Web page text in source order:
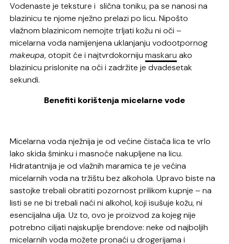
Vodenaste je teksture i slična toniku, pa se nanosi na
blazinicu te njome nježno prelazi po licu. Nipošto
vlažnom blazinicom nemojte trljati kožu ni oči –
micelarna voda namijenjena uklanjanju vodootpornog
makeupa, otopit će i najtvrdokornijumaskaru ako
blazinicu prislonite na oči i zadržite je dvadesetak
sekundi.
Benefiti korištenja micelarne vode
Micelarna voda nježnija je od većine čistača lica te vrlo
lako skida šminku i masnoće nakupljene na licu.
Hidratantnija je od vlažnih maramica te je većina
micelarnih voda na tržištu bez alkohola. Upravo biste na
sastojke trebali obratiti pozornost prilikom kupnje – na
listi se ne bi trebali naći ni alkohol, koji isušuje kožu, ni
esencijalna ulja. Uz to, ovo je proizvod za kojeg nije
potrebno ciljati najskuplje brendove: neke od najboljih
micelarnih voda možete pronaći u drogerijama i